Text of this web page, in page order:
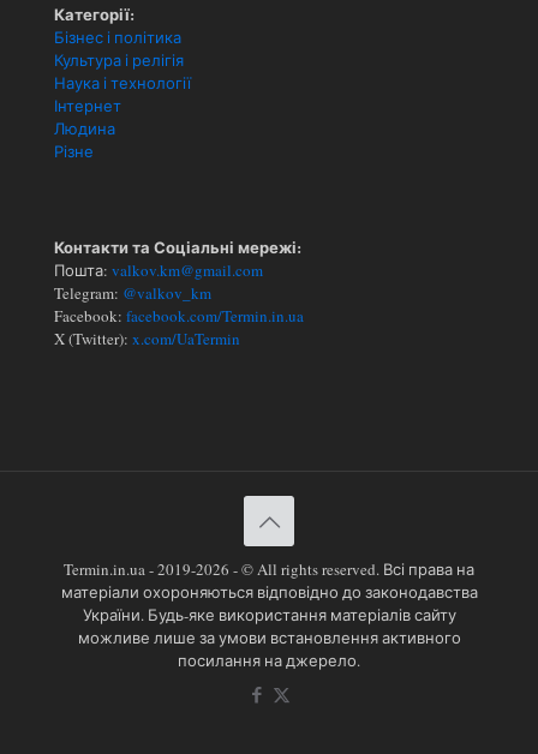
Категорії:
Бізнес і політика
Культура і релігія
Наука і технології
Інтернет
Людина
Різне
Контакти та Соціальні мережі:
Пошта: valkov.km@gmail.com
Telegram: @valkov_km
Facebook: facebook.com/Termin.in.ua
X (Twitter): x.com/UaTermin
Termin.in.ua - 2019-2026 - © All rights reserved. Всі права на
матеріали охороняються відповідно до законодавства
України. Будь-яке використання матеріалів сайту
можливе лише за умови встановлення активного
посилання на джерело.